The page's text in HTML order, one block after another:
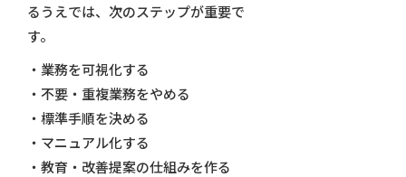
るうえでは、次のステップが重要で
す。
・業務を可視化する
・不要・重複業務をやめる
・標準手順を決める
・マニュアル化する
・教育・改善提案の仕組みを作る